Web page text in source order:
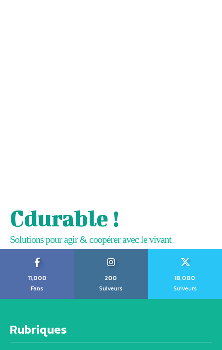
Cdurable !
Solutions pour agir & coopérer avec le vivant
11,000
Fans
200
Suiveurs
18,000
Suiveurs
Rubriques